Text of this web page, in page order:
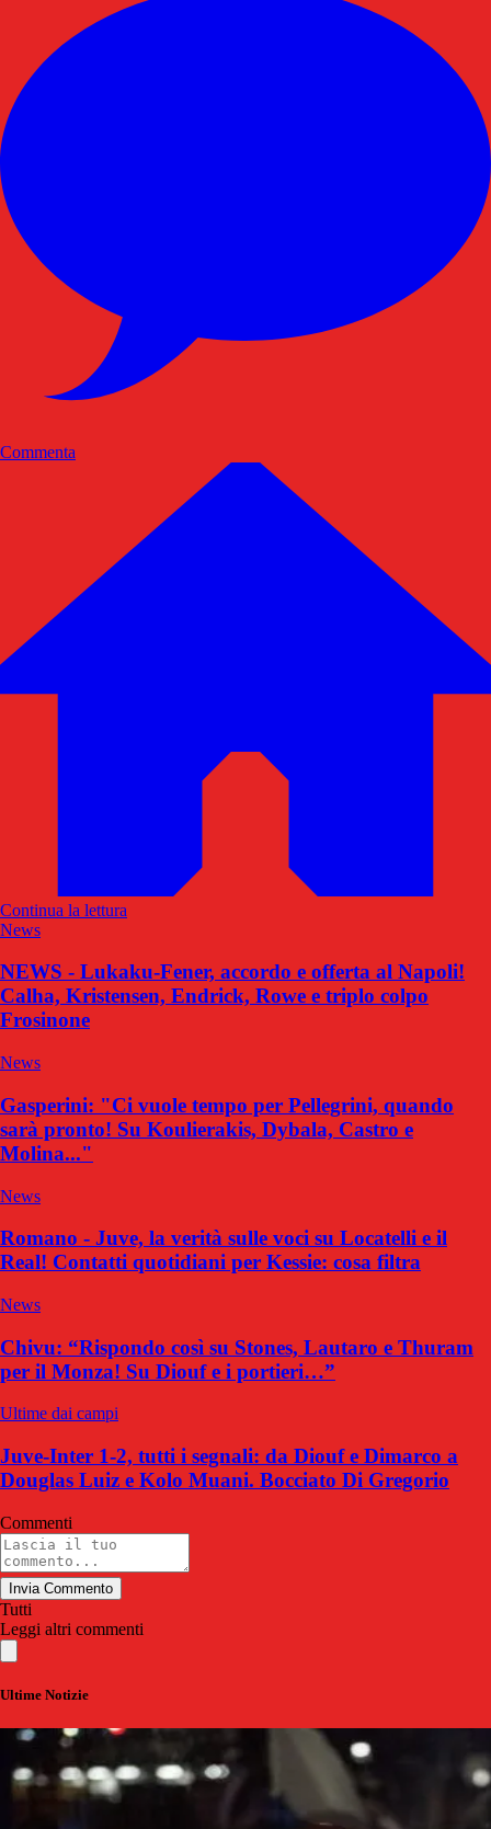
Commenta
Continua la lettura
News
NEWS - Lukaku-Fener, accordo e offerta al Napoli!
Calha, Kristensen, Endrick, Rowe e triplo colpo
Frosinone
News
Gasperini: "Ci vuole tempo per Pellegrini, quando
sarà pronto! Su Koulierakis, Dybala, Castro e
Molina..."
News
Romano - Juve, la verità sulle voci su Locatelli e il
Real! Contatti quotidiani per Kessie: cosa filtra
News
Chivu: “Rispondo così su Stones, Lautaro e Thuram
per il Monza! Su Diouf e i portieri…”
Ultime dai campi
Juve-Inter 1-2, tutti i segnali: da Diouf e Dimarco a
Douglas Luiz e Kolo Muani. Bocciato Di Gregorio
Commenti
Invia Commento
Tutti
Leggi altri commenti
Ultime Notizie